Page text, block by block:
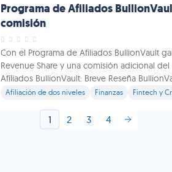
Programa de Afiliados
comisión
Con el Programa de Afiliados BullionVault
Revenue Share y una comisión adicional
Afiliados BullionVault: Breve Reseña
Afiliación de dos niveles Finanzas Fintech y
1 2 3 4